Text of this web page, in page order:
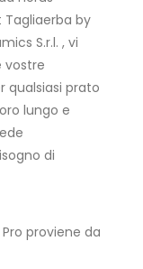
Tagliaerba by
S.r.l. , vi
vostre
qualsiasi prato
lungo e
di
proviene da